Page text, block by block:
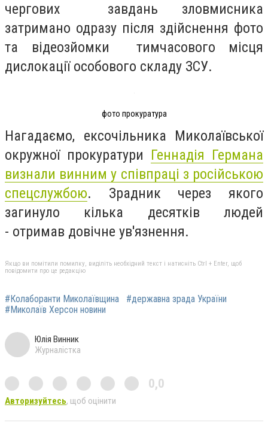
чергових завдань зловмисника
затримано одразу після здійснення фото
та відеозйомки тимчасового місця
дислокації особового складу ЗСУ.
фото прокуратура
Нагадаємо, ексочільника Миколаївської
окружної прокуратури Геннадія Германа
визнали винним у співпраці з російською
спецслужбою. Зрадник через якого
загинуло кілька десятків людей
- отримав довічне ув'язнення.
Якщо ви помітили помилку, виділіть необхідний текст і натисніть Ctrl + Enter, щоб
повідомити про це редакцію
#Колаборанти Миколаївщина
#державна зрада України
#Миколаїв Херсон новини
Юлія Винник
Журналістка
0,0
Авторизуйтесь, щоб оцінити